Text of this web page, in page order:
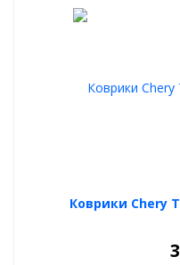
Коврики Chery